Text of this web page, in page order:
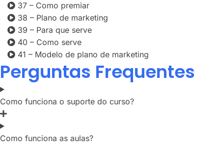
37 – Como premiar
38 – Plano de marketing
39 – Para que serve
40 – Como serve
41 – Modelo de plano de marketing
Perguntas Frequentes
Como funciona o suporte do curso?
Como funciona as aulas?